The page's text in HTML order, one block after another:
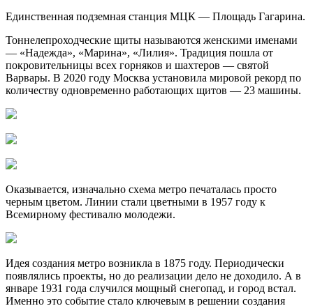
Единственная подземная станция МЦК — Площадь Гагарина.
Тоннелепроходческие щиты называются женскими именами
— «Надежда», «Марина», «Лилия». Традиция пошла от
покровительницы всех горняков и шахтеров — святой
Варвары. В 2020 году Москва установила мировой рекорд по
количеству одновременно работающих щитов — 23 машины.
Оказывается, изначально схема метро печаталась просто
черным цветом. Линии стали цветными в 1957 году к
Всемирному фестивалю молодежи.
Идея создания метро возникла в 1875 году. Периодически
появлялись проекты, но до реализации дело не доходило. А в
январе 1931 года случился мощный снегопад, и город встал.
Именно это событие стало ключевым в решении создания